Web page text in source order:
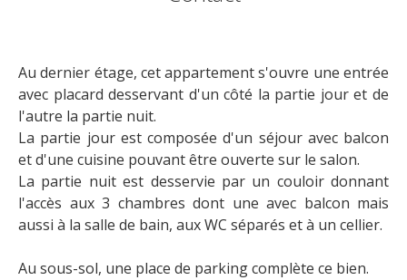
Au dernier étage, cet appartement s'ouvre une entrée
avec placard desservant d'un côté la partie jour et de
l'autre la partie nuit.
La partie jour est composée d'un séjour avec balcon
et d'une cuisine pouvant être ouverte sur le salon.
La partie nuit est desservie par un couloir donnant
l'accès aux 3 chambres dont une avec balcon mais
aussi à la salle de bain, aux WC séparés et à un cellier.
Au sous-sol, une place de parking complète ce bien.